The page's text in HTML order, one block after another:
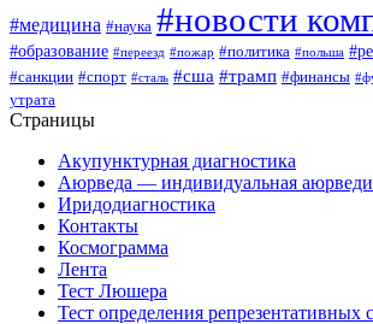
#медицина #наука #новости
#образование #переезд #пожар #политика #польша
#санкции #спорт #сталь #сша #трамп #финансы
утрата
Страницы
Акупунктурная диагностика
Аюрведа — индивидуальная
Иридодиагностика
Контакты
Космограмма
Лента
Тест Люшера
Тест определения